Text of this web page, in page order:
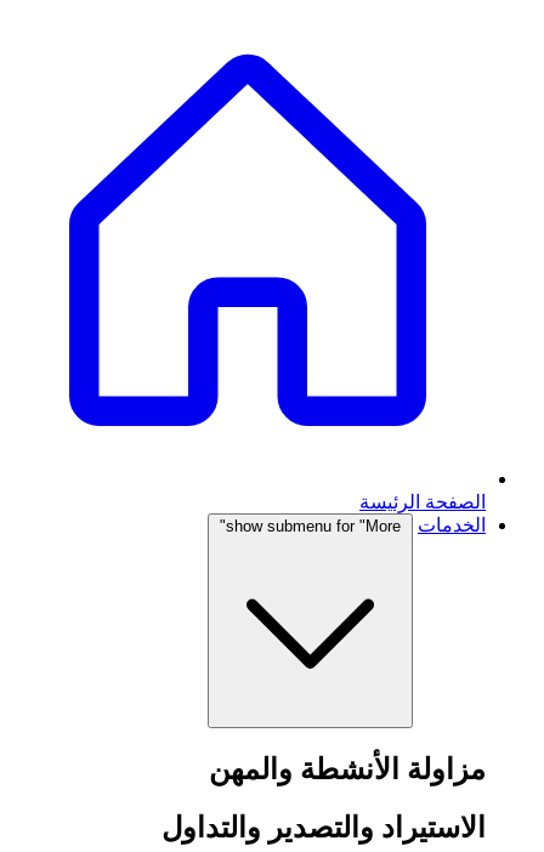
الصفحة الرئيسة
الخدمات
show submenu for "More"
مزاولة الأنشطة والمهن
الاستيراد والتصدير والتداول